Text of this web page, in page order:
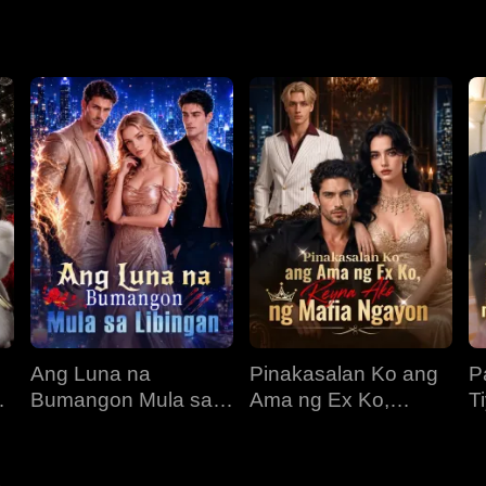
ng kanyang pamilya.
Ang Luna na
Bumangon Mula sa
Pinakasalan Ko ang
Ama ng Ex Ko,